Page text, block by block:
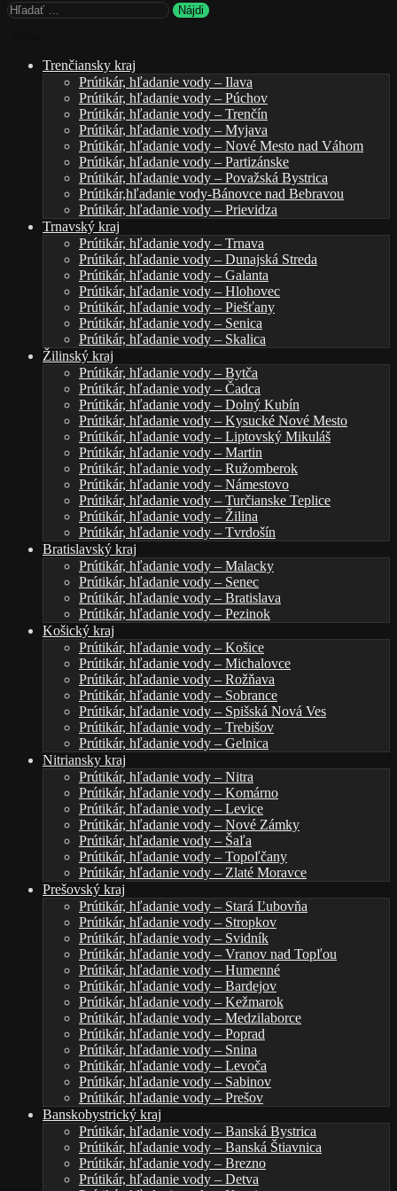
Hľadať:
Trenčiansky kraj
Prútikár, hľadanie vody – Ilava
Prútikár, hľadanie vody – Púchov
Prútikár, hľadanie vody – Trenčín
Prútikár, hľadanie vody – Myjava
Prútikár, hľadanie vody – Nové Mesto nad Váhom
Prútikár, hľadanie vody – Partizánske
Prútikár, hľadanie vody – Považská Bystrica
Prútikár,hľadanie vody-Bánovce nad Bebravou
Prútikár, hľadanie vody – Prievidza
Trnavský kraj
Prútikár, hľadanie vody – Trnava
Prútikár, hľadanie vody – Dunajská Streda
Prútikár, hľadanie vody – Galanta
Prútikár, hľadanie vody – Hlohovec
Prútikár, hľadanie vody – Piešťany
Prútikár, hľadanie vody – Senica
Prútikár, hľadanie vody – Skalica
Žilinský kraj
Prútikár, hľadanie vody – Bytča
Prútikár, hľadanie vody – Čadca
Prútikár, hľadanie vody – Dolný Kubín
Prútikár, hľadanie vody – Kysucké Nové Mesto
Prútikár, hľadanie vody – Liptovský Mikuláš
Prútikár, hľadanie vody – Martin
Prútikár, hľadanie vody – Ružomberok
Prútikár, hľadanie vody – Námestovo
Prútikár, hľadanie vody – Turčianske Teplice
Prútikár, hľadanie vody – Žilina
Prútikár, hľadanie vody – Tvrdošín
Bratislavský kraj
Prútikár, hľadanie vody – Malacky
Prútikár, hľadanie vody – Senec
Prútikár, hľadanie vody – Bratislava
Prútikár, hľadanie vody – Pezinok
Košický kraj
Prútikár, hľadanie vody – Košice
Prútikár, hľadanie vody – Michalovce
Prútikár, hľadanie vody – Rožňava
Prútikár, hľadanie vody – Sobrance
Prútikár, hľadanie vody – Spišská Nová Ves
Prútikár, hľadanie vody – Trebišov
Prútikár, hľadanie vody – Gelnica
Nitriansky kraj
Prútikár, hľadanie vody – Nitra
Prútikár, hľadanie vody – Komárno
Prútikár, hľadanie vody – Levice
Prútikár, hľadanie vody – Nové Zámky
Prútikár, hľadanie vody – Šaľa
Prútikár, hľadanie vody – Topoľčany
Prútikár, hľadanie vody – Zlaté Moravce
Prešovský kraj
Prútikár, hľadanie vody – Stará Ľubovňa
Prútikár, hľadanie vody – Stropkov
Prútikár, hľadanie vody – Svidník
Prútikár, hľadanie vody – Vranov nad Topľou
Prútikár, hľadanie vody – Humenné
Prútikár, hľadanie vody – Bardejov
Prútikár, hľadanie vody – Kežmarok
Prútikár, hľadanie vody – Medzilaborce
Prútikár, hľadanie vody – Poprad
Prútikár, hľadanie vody – Snina
Prútikár, hľadanie vody – Levoča
Prútikár, hľadanie vody – Sabinov
Prútikár, hľadanie vody – Prešov
Banskobystrický kraj
Prútikár, hľadanie vody – Banská Bystrica
Prútikár, hľadanie vody – Banská Štiavnica
Prútikár, hľadanie vody – Brezno
Prútikár, hľadanie vody – Detva